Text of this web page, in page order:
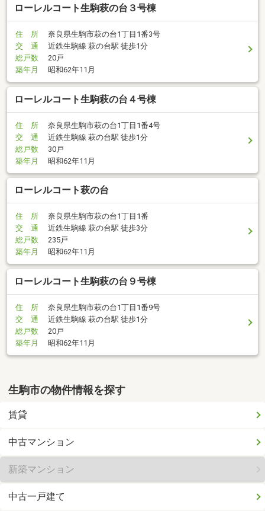
ローレルコート生駒萩の台３号棟
住 所
奈良県生駒市萩の台1丁目1番3号
交 通
近鉄生駒線 萩の台駅 徒歩1分
総戸数
20戸
築年月
昭和62年11月
ローレルコート生駒萩の台４号棟
住 所
奈良県生駒市萩の台1丁目1番4号
交 通
近鉄生駒線 萩の台駅 徒歩1分
総戸数
30戸
築年月
昭和62年11月
ローレルコート萩の台
住 所
奈良県生駒市萩の台1丁目1番
交 通
近鉄生駒線 萩の台駅 徒歩3分
総戸数
235戸
築年月
昭和62年11月
ローレルコート生駒萩の台９号棟
住 所
奈良県生駒市萩の台1丁目1番9号
交 通
近鉄生駒線 萩の台駅 徒歩1分
総戸数
20戸
築年月
昭和62年11月
生駒市の物件情報を探す
賃貸
中古マンション
新築マンション
中古一戸建て